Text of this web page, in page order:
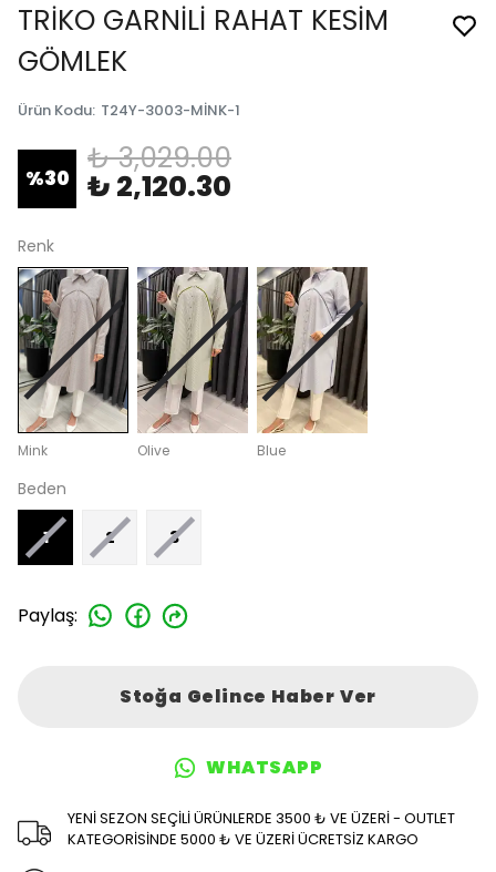
TRİKO GARNİLİ RAHAT KESİM
GÖMLEK
Ürün Kodu: T24Y-3003-MİNK-1
%30
₺ 3,029.00
₺ 2,120.30
Renk
Mink Olive Blue
Beden
1 2 3
Paylaş:
Stoğa Gelince Haber Ver
WHATSAPP
YENİ SEZON SEÇİLİ ÜRÜNLERDE 3500 ₺ VE ÜZERİ - OUTLET
KATEGORİSİNDE 5000 ₺ VE ÜZERİ ÜCRETSİZ KARGO